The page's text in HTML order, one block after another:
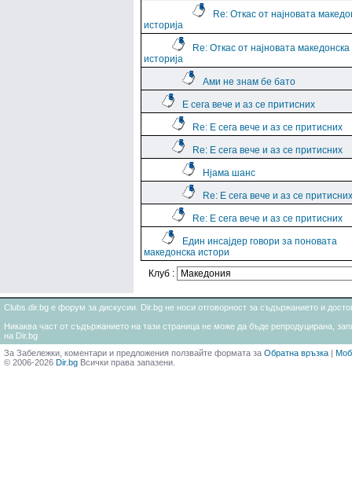
Re: Откас от најновата
историја
Re: Откас от најновата македонска
историја
Ами не знам бе бато
Е сега вече и аз се притисних
Re: Е сега вече и аз се притисних
Re: Е сега вече и аз се притисних
Нјама шанс
Re: Е сега вече и аз се притисних
Re: Е сега вече и аз се притисних
Един инсајдер говори за поновата
македонска истори
Клуб :
Clubs.dir.bg е форум за дискусии. Dir.bg не носи отговорност за съдържанието и
Никаква част от съдържанието на тази страница не може да бъде репродуцирана,
на Dir.bg
За Забележки, коментари и предложения ползвайте формата за Обратна връзка |
© 2006-2026 Dir.bg Всички права запазени.